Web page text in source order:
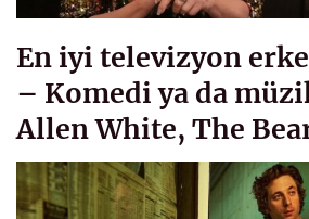
En iyi televizyon
– Komedi ya da
Allen White, The